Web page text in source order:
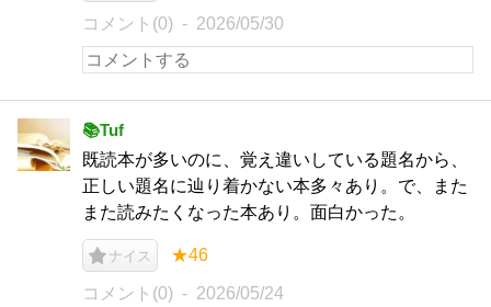
コメント(0) 2026/05/30
📚Tuf
既読本が多いのに、覚え違いしている題名から、
正しい題名に辿り着かない本多々あり。で、また
また読みたくなった本あり。面白かった。
ナイス ★46
コメント(0) 2026/05/24